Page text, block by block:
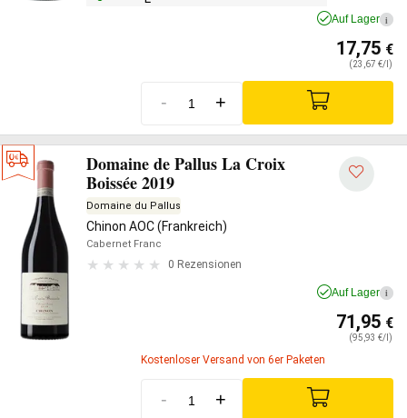
Auf Lager i
17,75 €
(23,67 €/l)
- +
Domaine de Pallus La Croix
Boissée 2019
Domaine du Pallus
Chinon AOC (Frankreich)
Cabernet Franc
0 Rezensionen
Auf Lager i
71,95 €
(95,93 €/l)
Kostenloser Versand von 6er Paketen
- +